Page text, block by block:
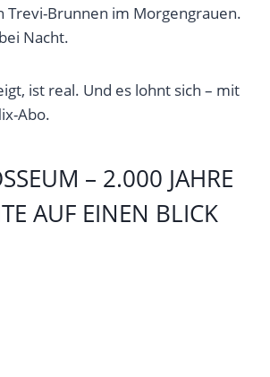
Trevi-Brunnen im Morgengrauen.
Nacht.
ist real. Und es lohnt sich – mit
Abo.
– 2.000 JAHRE
AUF EINEN BLICK